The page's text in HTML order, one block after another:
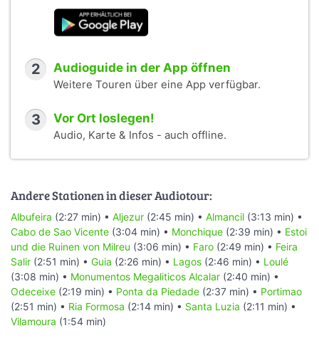
2 Audioguide in der App öffnen
Weitere Touren über eine App verfügbar.
3 Vor Ort loslegen!
Audio, Karte & Infos - auch offline.
Andere Stationen in dieser Audiotour:
Albufeira (2:27 min) • Aljezur (2:45 min) • Almancil (3:13 min) •
Cabo de Sao Vicente (3:04 min) • Monchique (2:39 min) • Estoi
und die Ruinen von Milreu (3:06 min) • Faro (2:49 min) • Feira
Salir (2:51 min) • Guia (2:26 min) • Lagos (2:46 min) • Loulé
(3:08 min) • Monumentos Megaliticos Alcalar (2:40 min) •
Odeceixe (2:19 min) • Ponta da Piedade (2:37 min) • Portimao
(2:51 min) • Ria Formosa (2:14 min) • Santa Luzia (2:11 min) •
Vilamoura (1:54 min)